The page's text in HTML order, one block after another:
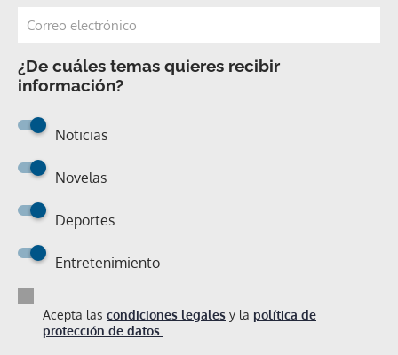
¿De cuáles temas quieres recibir
información?
Noticias
Novelas
Deportes
Entretenimiento
Acepta las condiciones legales y la política de
protección de datos.